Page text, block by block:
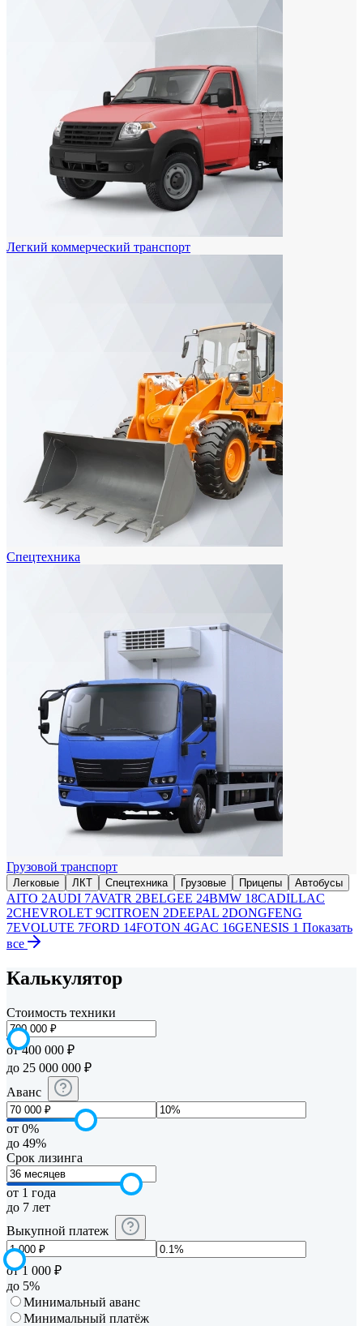
Легкий коммерческий транспорт
Спецтехника
Грузовой транспорт
Легковые ЛКТ Спецтехника Грузовые Прицепы Автобусы
AITO 2AUDI 7AVATR 2BELGEE 24BMW 18CADILLAC
2CHEVROLET 9CITROEN 2DEEPAL 2DONGFENG
7EVOLUTE 7FORD 14FOTON 4GAC 16GENESIS 1 Показать
все
Калькулятор
Стоимость техники
от 400 000 ₽
до 25 000 000 ₽
Аванс
от 0%
до 49%
Срок лизинга
от 1 года
до 7 лет
Выкупной платеж
от 1 000 ₽
до 5%
Минимальный аванс
Минимальный платёж